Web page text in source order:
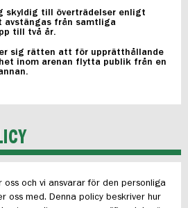
skyldig till överträdelser enligt
avstängas från samtliga
till två år.
sig rätten att för upprätthållande
inom arenan flytta publik från en
oss och vi ansvarar för den personliga
oss med. Denna policy beskriver hur